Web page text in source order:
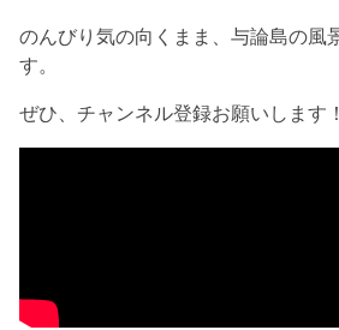
のんびり気の向くまま、与論島の風
す。
ぜひ、チャンネル登録お願いします